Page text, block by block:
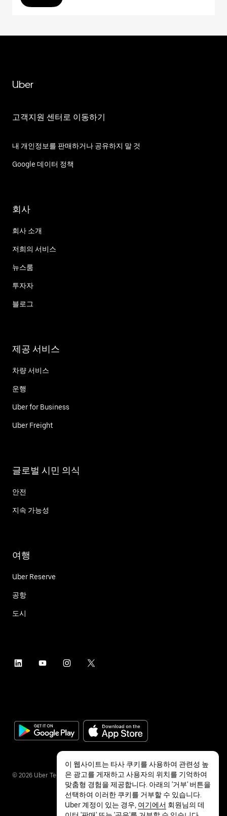
Uber
고객지원 센터로 이동하기
내 개인정보를 판매하거나 공유하지 말 것
Google 데이터 정책
회사
회사 소개
저희의 서비스
뉴스룸
투자자
블로그
제공 서비스
차량 서비스
운행
Uber for Business
Uber Freight
글로벌 시민 의식
안전
지속 가능성
여행
Uber Reserve
공항
도시
© 2026 Uber Technologies Inc.
이 웹사이트는 타사 쿠키를 사용하여 관련성 높
은 광고를 게재하고 사용자의 위치를 기억하여
맞춤형 경험을 제공합니다. 아래의 '거부' 버튼을
선택하여 이러한 쿠키를 거부할 수 있습니다.
Uber 계정이 있는 경우, 여기에서 회원님의 데